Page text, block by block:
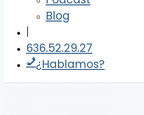
Blog
|
636.52.29.27
¿Hablamos?